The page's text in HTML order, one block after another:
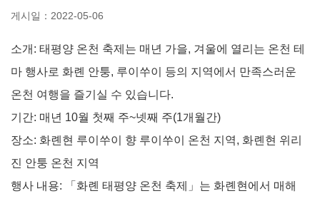
게시일：2022-05-06
소개: 태평양 온천 축제는 매년 가을, 겨울에 열리는 온천 테
마 행사로 화롄 안퉁, 루이쑤이 등의 지역에서 만족스러운
온천 여행을 즐기실 수 있습니다.
기간: 매년 10월 첫째 주~넷째 주(1개월간)
장소: 화롄현 루이쑤이 향 루이쑤이 온천 지역, 화롄현 위리
진 안퉁 온천 지역
행사 내용: 「화롄 태평양 온천 축제」는 화롄현에서 매해